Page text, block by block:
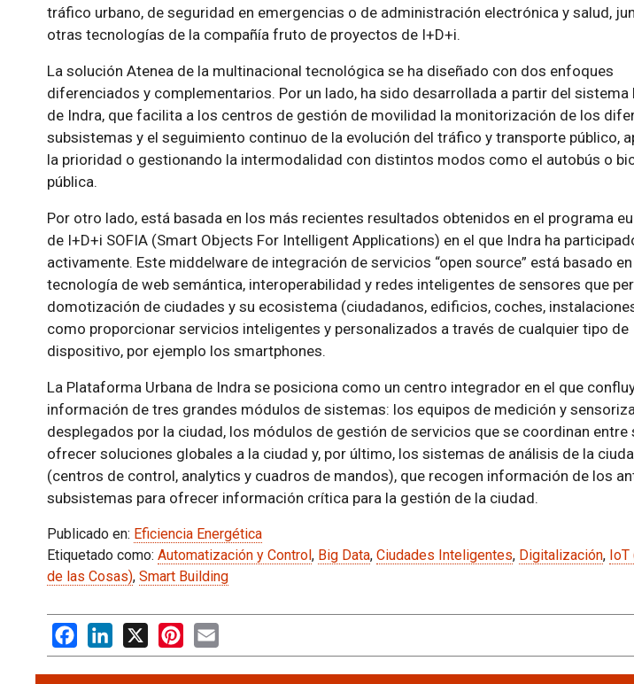
tráfico urbano, de seguridad en emergencias o de administración electrónica y salud,
otras tecnologías de la compañía fruto de proyectos de I+D+i.
La solución Atenea de la multinacional tecnológica se ha diseñado con dos enfoques
diferenciados y complementarios. Por un lado, ha sido desarrollada a partir del sistema
de Indra, que facilita a los centros de gestión de movilidad la monitorización de los
subsistemas y el seguimiento continuo de la evolución del tráfico y transporte público,
la prioridad o gestionando la intermodalidad con distintos modos como el autobús o
pública.
Por otro lado, está basada en los más recientes resultados obtenidos en el programa
de I+D+i SOFIA (Smart Objects For Intelligent Applications) en el que Indra ha
activamente. Este middelware de integración de servicios “open source” está basado en
tecnología de web semántica, interoperabilidad y redes inteligentes de sensores que
domotización de ciudades y su ecosistema (ciudadanos, edificios, coches,
como proporcionar servicios inteligentes y personalizados a través de cualquier tipo de
dispositivo, por ejemplo los smartphones.
La Plataforma Urbana de Indra se posiciona como un centro integrador en el que
información de tres grandes módulos de sistemas: los equipos de medición y
desplegados por la ciudad, los módulos de gestión de servicios que se coordinan entre
ofrecer soluciones globales a la ciudad y, por último, los sistemas de análisis de la
(centros de control, analytics y cuadros de mandos), que recogen información de los
subsistemas para ofrecer información crítica para la gestión de la ciudad.
Publicado en: Eficiencia Energética
Etiquetado como: Automatización y Control, Big Data, Ciudades Inteligentes, Digitalización, IoT
de las Cosas), Smart Building
FacebookLinkedIn
X PinterestEmail